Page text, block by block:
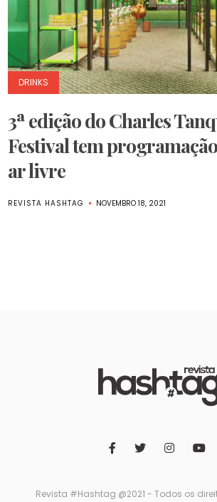
DRINKS
3ª edição do Charles
Festival tem
ar livre
REVISTA HASHTAG NOVEMBRO 18, 2021
Revista #Hashtag @2021 - Todos os